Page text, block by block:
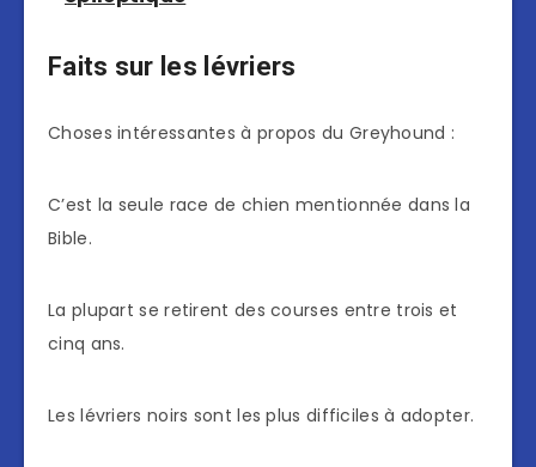
Faits sur les lévriers
Choses intéressantes à propos du Greyhound :
C’est la seule race de chien mentionnée dans la
Bible.
La plupart se retirent des courses entre trois et
cinq ans.
Les lévriers noirs sont les plus difficiles à adopter.